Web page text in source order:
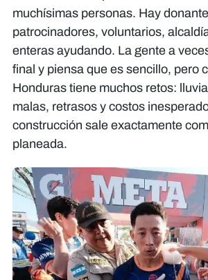
muchísimas personas. Hay
patrocinadores, voluntarios,
enteras ayudando. La gente a
final y piensa que es sencillo, pero
Honduras tiene muchos retos:
malas, retrasos y costos
construcción sale exactamente
planeada.